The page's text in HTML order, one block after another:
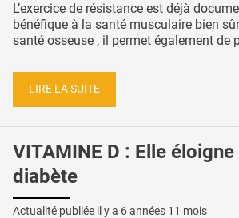
L’exercice de résistance est déjà
bénéfique à la santé musculaire bien
santé osseuse , il permet également de
LIRE LA SUITE
VITAMINE D : Elle
diabète
Actualité publiée il y a 6 années 11 mois